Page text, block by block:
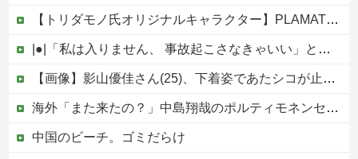
【トリダモノ氏オリジナルキャラクター】PLAMATEA「MXちゃん」プラモデル【駿河屋 予約開始】
|●|「私は入りません、 事故起こさなきゃいい」と保険加入を勧められた推し活民が反発、保険代が勿体無いし事故起こしたとして……
【画像】影山優佳さん(25)、下着姿であたシコが止まらない
海外「また来たの？」中島翔哉のポルティモネンセ電撃復帰に海外大騒ぎ！（海外の反応）
中国のビーチ。ゴミだらけ